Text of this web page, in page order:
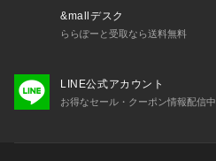
&mallデスク
ららぽーと受取なら送料無料
LINE公式アカウント
お得なセール・クーポン情報配信中